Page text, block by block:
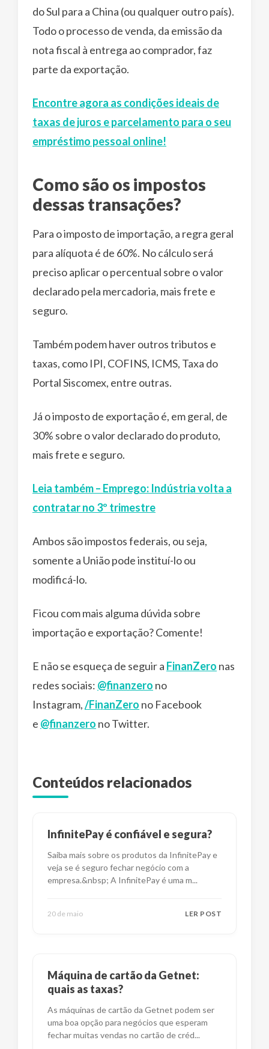
do Sul para a China (ou qualquer outro país).
Todo o processo de venda, da emissão da
nota fiscal à entrega ao comprador, faz
parte da exportação.
Encontre agora as condições ideais de
taxas de juros e parcelamento para o seu
empréstimo pessoal online!
Como são os impostos
dessas transações?
Para o imposto de importação, a regra geral
para alíquota é de 60%. No cálculo será
preciso aplicar o percentual sobre o valor
declarado pela mercadoria, mais frete e
seguro.
Também podem haver outros tributos e
taxas, como IPI, COFINS, ICMS, Taxa do
Portal Siscomex, entre outras.
Já o imposto de exportação é, em geral, de
30% sobre o valor declarado do produto,
mais frete e seguro.
Leia também – Emprego: Indústria volta a
contratar no 3º trimestre
Ambos são impostos federais, ou seja,
somente a União pode instituí-lo ou
modificá-lo.
Ficou com mais alguma dúvida sobre
importação e exportação? Comente!
E não se esqueça de seguir a FinanZero nas
redes sociais: @finanzero no
Instagram,/FinanZero no Facebook
e @finanzero no Twitter.
Conteúdos relacionados
InfinitePay é confiável e segura?
Saiba mais sobre os produtos da InfinitePay e
veja se é seguro fechar negócio com a
empresa.&nbsp; A InfinitePay é uma m...
20 de maio LER POST
Máquina de cartão da Getnet:
quais as taxas?
As máquinas de cartão da Getnet podem ser
uma boa opção para negócios que esperam
fechar muitas vendas no cartão de créd...